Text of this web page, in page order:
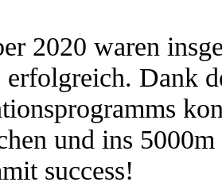
2020 waren
Dank
und ins
success!